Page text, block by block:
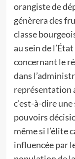
orangiste de
génèrera des
classe
au sein de
concernant le
dans
représentation
c’est-à-dire
pouvoirs
même si l’élite
influencée par